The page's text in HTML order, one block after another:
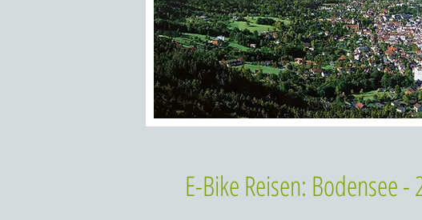
E-Bike Reisen: Bodensee